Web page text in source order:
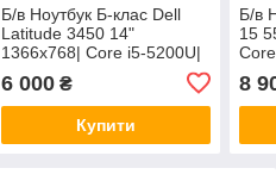
Б/в Ноутбук Б-клас Dell
Latitude 3450 14"
1366x768| Core i5-5200U|
8 GB RAM| 128 GB SSD|
HD 5500
6 000₴
Купити
Б/в
15
8